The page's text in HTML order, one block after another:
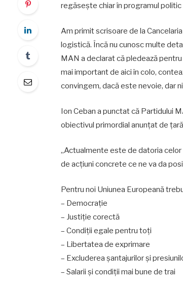
regăsește chiar în programul
Am primit scrisoare de la
logistică. Încă nu cunosc multe
MAN a declarat că pledează
mai important de aici în colo,
convingem, dacă este nevoie, dar
Ion Ceban a punctat că Partidului
obiectivul primordial anunțat de
„Actualmente este de datoria celor
de acțiuni concrete ce ne va da
Pentru noi Uniunea Europeană
– Democrație
– Justiție corectă
– Condiții egale pentru toți
– Libertatea de exprimare
– Excluderea șantajurilor și
– Salarii și condiții mai bune de trai